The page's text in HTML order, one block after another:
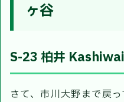
ヶ谷
S-23 柏井 Kashiwai
さて、市川大野まで戻